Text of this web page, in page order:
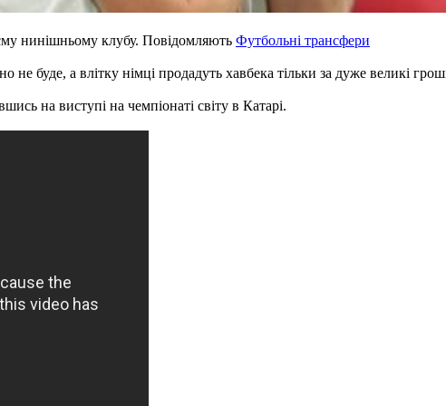
нинішньому клубу. Повідомляють Футбольні трансфери
буде, а влітку німці продадуть хавбека тільки за дуже великі
на виступі на чемпіонаті світу в Катарі.